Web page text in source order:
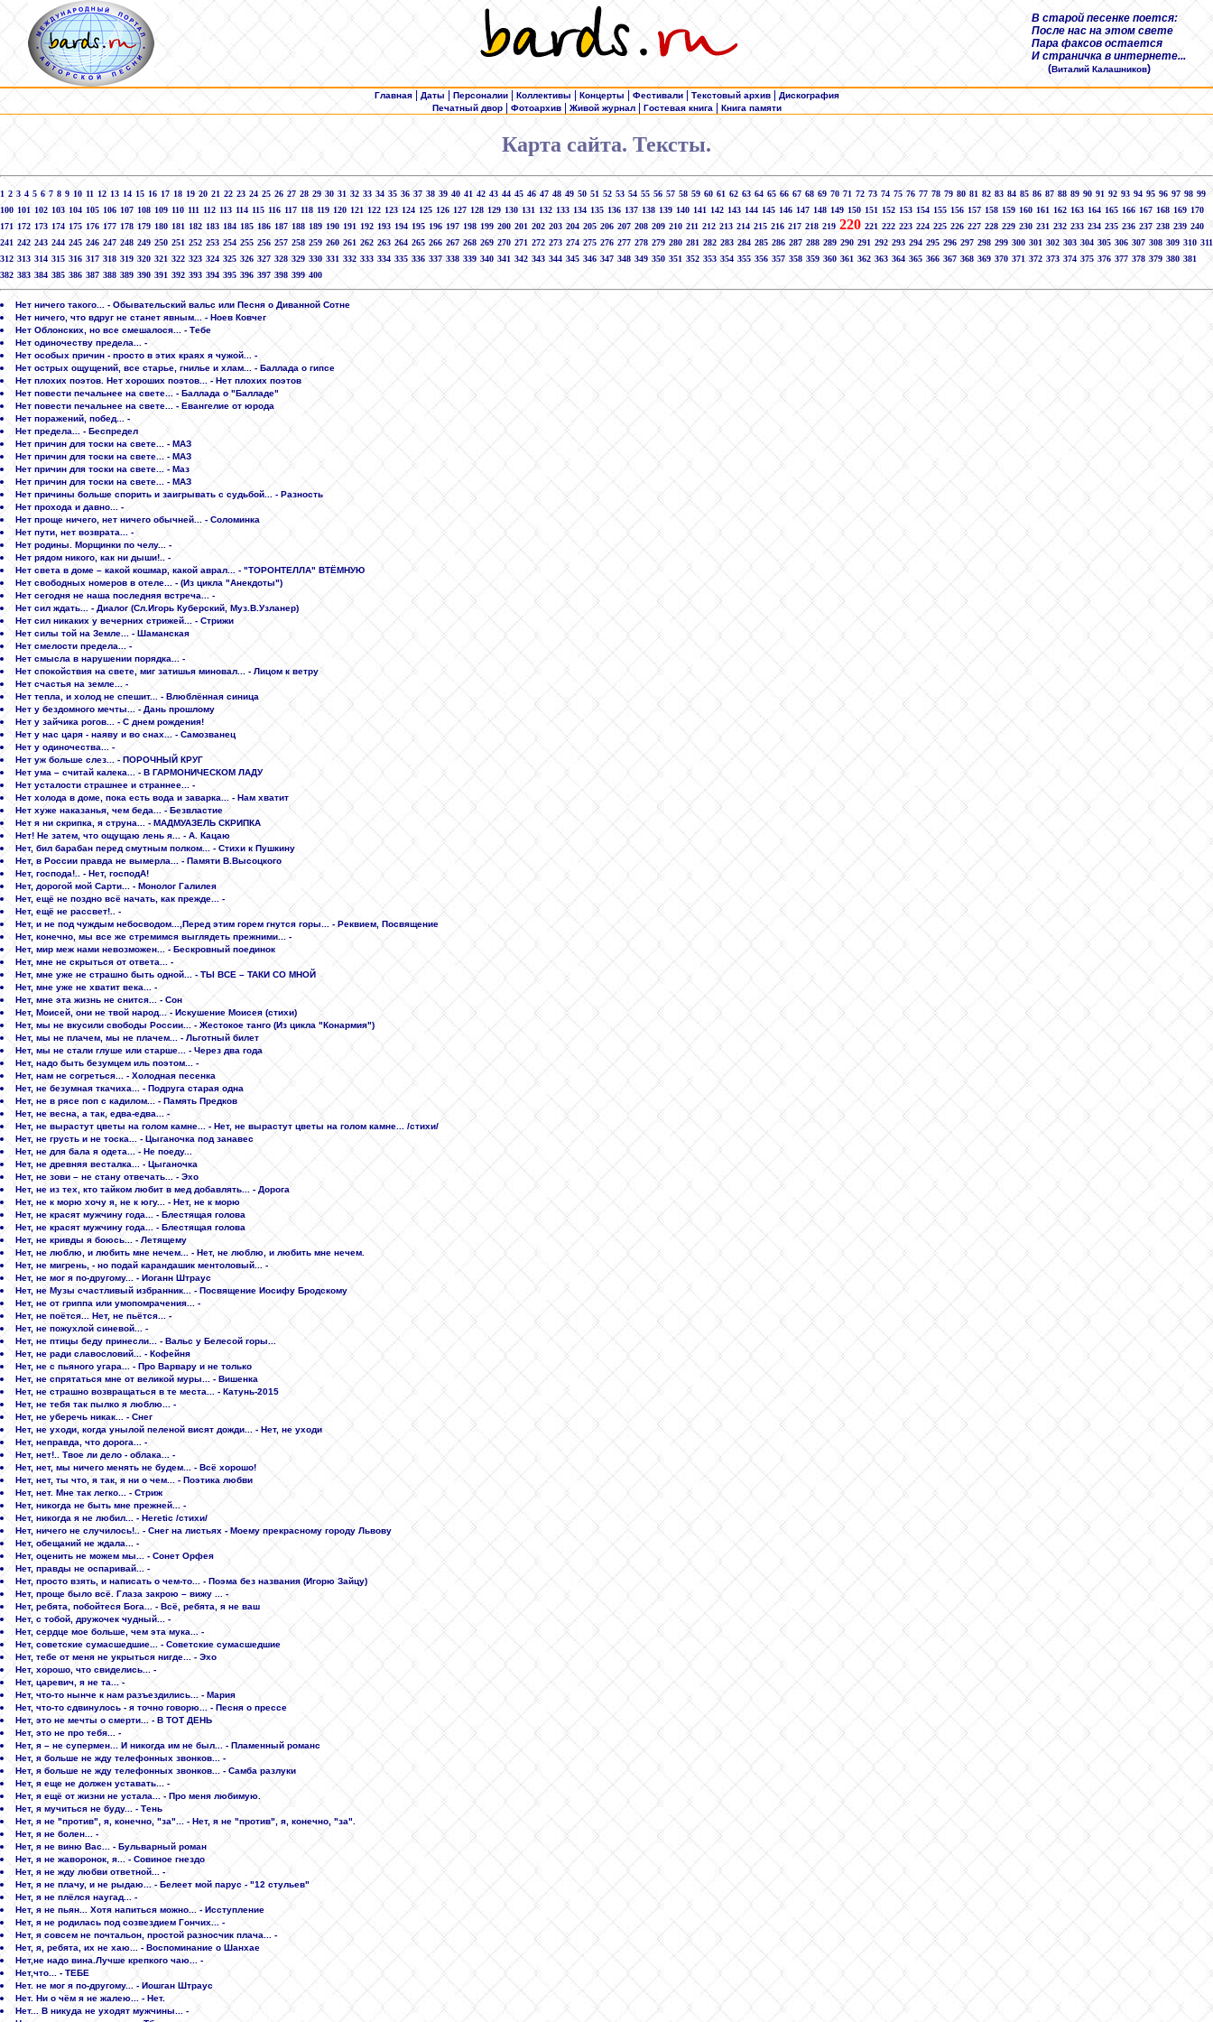
В старой песенке поется:
После нас на этом свете
Пара факсов остается
И страничка в интернете...
(Виталий Калашников)
Главная|Даты Персоналии| Коллективы Концерты Фестивали| Текстовый архив
Дискография
Печатный двор| Фотоархив Живой журнал |Гостевая книга| Книга памяти
Карта сайта. Тексты.
1 2 3 4 5 6 7 8 9 10 11 12 13 14 15 16 17 18 19 20 21 22 23 24 25 26 27 28 29 30 31 32 33 34 35 36 37 38 39 40 41 42 43 44 45 46 47 48 49 50 51 52 53 54 55 56 57 58 59 60 61 62 63 64 65 66 67 68 69 70 71 72 73 74 75 76 77 78 79 80 81 82 83 84 85 86 87 88 89 90 91 92 93 94 95 96 97 98 99
100 101 102 103 104 105 106 107 108 109 110 111 112 113 114 115 116 117 118 119 120 121 122 123 124 125 126 127 128 129 130 131 132 133 134 135 136 137 138 139 140 141 142 143 144 145 146 147 148 149 150 151 152 153 154 155 156 157 158 159 160 161 162 163 164 165 166 167 168 169 170
171 172 173 174 175 176 177 178 179 180 181 182 183 184 185 186 187 188 189 190 191 192 193 194 195 196 197 198 199 200 201 202 203 204 205 206 207 208 209 210 211 212 213 214 215 216 217 218 219 220 221 222 223 224 225 226 227 228 229 230 231 232 233 234 235 236 237 238 239 240
241 242 243 244 245 246 247 248 249 250 251 252 253 254 255 256 257 258 259 260 261 262 263 264 265 266 267 268 269 270 271 272 273 274 275 276 277 278 279 280 281 282 283 284 285 286 287 288 289 290 291 292 293 294 295 296 297 298 299 300 301 302 303 304 305 306 307 308 309 310 311
312 313 314 315 316 317 318 319 320 321 322 323 324 325 326 327 328 329 330 331 332 333 334 335 336 337 338 339 340 341 342 343 344 345 346 347 348 349 350 351 352 353 354 355 356 357 358 359 360 361 362 363 364 365 366 367 368 369 370 371 372 373 374 375 376 377 378 379 380 381
382 383 384 385 386 387 388 389 390 391 392 393 394 395 396 397 398 399 400
Нет ничего такого... - Обывательский вальс или Песня о Диванной Сотне
Нет ничего, что вдруг не станет явным... - Ноев Ковчег
Нет Облонских, но все смешалося... - Тебе
Нет одиночеству предела... -
Нет особых причин - просто в этих краях я чужой... -
Нет острых ощущений, все старье, гнилье и хлам... - Баллада о гипсе
Нет плохих поэтов. Нет хороших поэтов... - Нет плохих поэтов
Нет повести печальнее на свете... - Баллада о "Балладе"
Нет повести печальнее на свете... - Евангелие от юрода
Нет поражений, побед... -
Нет предела... - Беспредел
Нет причин для тоски на свете... - МАЗ
Нет причин для тоски на свете... - МАЗ
Нет причин для тоски на свете... - Маз
Нет причин для тоски на свете... - МАЗ
Нет причины больше спорить и заигрывать с судьбой... - Разность
Нет прохода и давно... -
Нет проще ничего, нет ничего обычней... - Соломинка
Нет пути, нет возврата... -
Нет родины. Морщинки по челу... -
Нет рядом никого, как ни дыши!.. -
Нет света в доме – какой кошмар, какой аврал... - "ТОРОНТЕЛЛА" ВТЁМНУЮ
Нет свободных номеров в отеле... - (Из цикла "Анекдоты")
Нет сегодня не наша последняя встреча... -
Нет сил ждать... - Диалог (Сл.Игорь Куберский, Муз.В.Узланер)
Нет сил никаких у вечерних стрижей... - Стрижи
Нет силы той на Земле... - Шаманская
Нет смелости предела... -
Нет смысла в нарушении порядка... -
Нет спокойствия на свете, миг затишья миновал... - Лицом к ветру
Нет счастья на земле... -
Нет тепла, и холод не спешит... - Влюблённая синица
Нет у бездомного мечты... - Дань прошлому
Нет у зайчика рогов... - С днем рождения!
Нет у нас царя - наяву и во снах... - Самозванец
Нет у одиночества... -
Нет уж больше слез... - ПОРОЧНЫЙ КРУГ
Нет ума – считай калека... - В ГАРМОНИЧЕСКОМ ЛАДУ
Нет усталости страшнее и страннее... -
Нет холода в доме, пока есть вода и заварка... - Нам хватит
Нет хуже наказанья, чем беда... - Безвластие
Нет я ни скрипка, я струна... - МАДМУАЗЕЛЬ СКРИПКА
Нет! Не затем, что ощущаю лень я... - А. Кацаю
Нет, бил барабан перед смутным полком... - Стихи к Пушкину
Нет, в России правда не вымерла... - Памяти В.Высоцкого
Нет, господа!.. - Нет, господА!
Нет, дорогой мой Сарти... - Монолог Галилея
Нет, ещё не поздно всё начать, как прежде... -
Нет, ещё не рассвет!.. -
Нет, и не под чуждым небосводом...,Перед этим горем гнутся горы... - Реквием, Посвящение
Нет, конечно, мы все же стремимся выглядеть прежними... -
Нет, мир меж нами невозможен... - Бескровный поединок
Нет, мне не скрыться от ответа... -
Нет, мне уже не страшно быть одной... - ТЫ ВСЕ – ТАКИ СО МНОЙ
Нет, мне уже не хватит века... -
Нет, мне эта жизнь не снится... - Сон
Нет, Моисей, они не твой народ... - Искушение Моисея (стихи)
Нет, мы не вкусили свободы России... - Жестокое танго (Из цикла "Конармия")
Нет, мы не плачем, мы не плачем... - Льготный билет
Нет, мы не стали глуше или старше... - Через два года
Нет, надо быть безумцем иль поэтом... -
Нет, нам не согреться... - Холодная песенка
Нет, не безумная ткачиха... - Подруга старая одна
Нет, не в рясе поп с кадилом... - Память Предков
Нет, не весна, а так, едва-едва... -
Нет, не вырастут цветы на голом камне... - Нет, не вырастут цветы на голом камне... /стихи/
Нет, не грусть и не тоска... - Цыганочка под занавес
Нет, не для бала я одета... - Не поеду...
Нет, не древняя весталка... - Цыганочка
Нет, не зови – не стану отвечать... - Эхо
Нет, не из тех, кто тайком любит в мед добавлять... - Дорога
Нет, не к морю хочу я, не к югу... - Нет, не к морю
Нет, не красят мужчину года... - Блестящая голова
Нет, не красят мужчину года... - Блестящая голова
Нет, не кривды я боюсь... - Летящему
Нет, не люблю, и любить мне нечем... - Нет, не люблю, и любить мне нечем.
Нет, не мигрень, - но подай карандашик ментоловый... -
Нет, не мог я по-другому... - Иоганн Штраус
Нет, не Музы счастливый избранник... - Посвящение Иосифу Бродскому
Нет, не от гриппа или умопомрачения... -
Нет, не поётся... Нет, не пьётся... -
Нет, не пожухлой синевой... -
Нет, не птицы беду принесли... - Вальс у Белесой горы...
Нет, не ради славословий... - Кофейня
Нет, не с пьяного угара... - Про Варвару и не только
Нет, не спрятаться мне от великой муры... - Вишенка
Нет, не страшно возвращаться в те места... - Катунь-2015
Нет, не тебя так пылко я люблю... -
Нет, не уберечь никак... - Снег
Нет, не уходи, когда унылой пеленой висят дожди... - Нет, не уходи
Нет, неправда, что дорога... -
Нет, нет!.. Твое ли дело - облака... -
Нет, нет, мы ничего менять не будем... - Всё хорошо!
Нет, нет, ты что, я так, я ни о чем... - Поэтика любви
Нет, нет. Мне так легко... - Стриж
Нет, никогда не быть мне прежней... -
Нет, никогда я не любил... - Heretic /стихи/
Нет, ничего не случилось!.. - Снег на листьях - Моему прекрасному городу Львову
Нет, обещаний не ждала... -
Нет, оценить не можем мы... - Сонет Орфея
Нет, правды не оспаривай... -
Нет, просто взять, и написать о чем-то... - Поэма без названия (Игорю Зайцу)
Нет, проще было всё. Глаза закрою – вижу ... -
Нет, ребята, побойтеся Бога... - Всё, ребята, я не ваш
Нет, с тобой, дружочек чудный... -
Нет, сердце мое больше, чем эта мука... -
Нет, советские сумасшедшие... - Советские сумасшедшие
Нет, тебе от меня не укрыться нигде... - Эхо
Нет, хорошо, что свиделись... -
Нет, царевич, я не та... -
Нет, что-то нынче к нам разъездились... - Мария
Нет, что-то сдвинулось - я точно говорю... - Песня о прессе
Нет, это не мечты о смерти... - В ТОТ ДЕНЬ
Нет, это не про тебя... -
Нет, я – не супермен... И никогда им не был... - Пламенный романс
Нет, я больше не жду телефонных звонков... -
Нет, я больше не жду телефонных звонков... - Самба разлуки
Нет, я еще не должен уставать... -
Нет, я ещё от жизни не устала... - Про меня любимую.
Нет, я мучиться не буду... - Тень
Нет, я не "против", я, конечно, "за"... - Нет, я не "против", я, конечно, "за".
Нет, я не болен... -
Нет, я не виню Вас... - Бульварный роман
Нет, я не жаворонок, я... - Совиное гнездо
Нет, я не жду любви ответной... -
Нет, я не плачу, и не рыдаю... - Белеет мой парус - "12 стульев"
Нет, я не плёлся наугад... -
Нет, я не пьян... Хотя напиться можно... - Исступление
Нет, я не родилась под созвездием Гончих... -
Нет, я совсем не почтальон, простой разносчик плача... -
Нет, я, ребята, их не хаю... - Воспоминание о Шанхае
Нет,не надо вина.Лучше крепкого чаю... -
Нет,что... - ТЕБЕ
Нет. не мог я по-другому... - Иошган Штраус
Нет. Ни о чём я не жалею... - Нет.
Нет... В никуда не уходят мужчины... -